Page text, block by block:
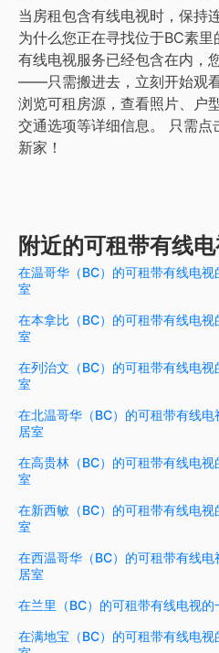
当房租包含有线电视时，保持
为什么您正在寻找位于BC素
有线电视服务已经包含在内，
——只需搬进去，立刻开始观看
浏览可租房源，查看照片、户
交通选项等详细信息。
只需点
新家！
附近的可租带有线
在温哥华（BC）的可租带有线电视
室
在本拿比（BC）的可租带有线电视
室
在列治文（BC）的可租带有线电视
室
在北温哥华（BC）的可租带有线电
居室
在高贵林（BC）的可租带有线电视
室
在新西敏（BC）的可租带有线电视
室
在西温哥华（BC）的可租带有线电
居室
在兰里（BC）的可租带有线电视的
在满地宝（BC）的可租带有线电视